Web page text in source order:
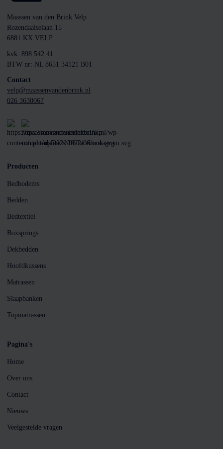
Maassen van den Brink Velp
Rozendaalselaan 15
6881 KX VELP
kvk: 898 542 41
BTW nr: NL 8651 34121 B01
Contact
velp@maassenvandenbrink.nl
026 3630067
Producten
Bedbodems
Bedden
Bedtextiel
Boxsprings
Dekbedden
Hoofdkussens
Matrassen
Slaapbanken
Topmatrassen
Pagina's
Home
Over ons
Contact
Nieuws
Veelgestelde vragen